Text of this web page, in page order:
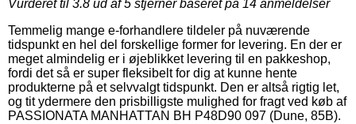
Vurderet til 3.8 ud af 5 stjerner baseret på 14 anmeldelser
Temmelig mange e-forhandlere tildeler på nuværende
tidspunkt en hel del forskellige former for levering. En der er
meget almindelig er i øjeblikket levering til en pakkeshop,
fordi det så er super fleksibelt for dig at kunne hente
produkterne på et selvvalgt tidspunkt. Den er altså rigtig let,
og tit ydermere den prisbilligste mulighed for fragt ved køb af
PASSIONATA MANHATTAN BH P48D90 097 (Dune, 85B).